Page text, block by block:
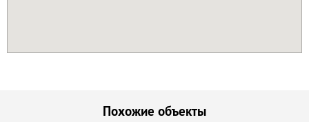
Похожие объекты